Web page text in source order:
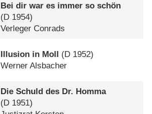
Bei dir war es immer so schön
(D 1954)
Verleger Conrads
Illusion in Moll (D 1952)
Werner Alsbacher
Die Schuld des Dr. Homma
(D 1951)